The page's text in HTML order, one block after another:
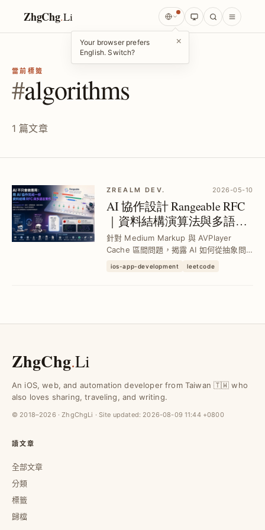
ZhgChg.Li
Your browser prefers
English. Switch?
×
當前標籤
#algorithms
1 篇文章
ZREALM DEV. 2026-05-10
AI 協作設計 Rangeable RFC
｜資料結構演算法與多語言
實作詳解
針對 Medium Markup 與 AVPlayer
Cache 區間問題，揭露 AI 如何從抽象問
實作 Rangeable RFC，帶來最高效區間合
ios-app-development leetcode
ZhgChg.Li
An iOS, web, and automation developer from Taiwan 🇹🇼 who
also loves sharing, traveling, and writing.
© 2018–2026 · ZhgChgLi · Site updated: 2026-08-09 11:44 +0800
讀文章
全部文章
分類
標籤
歸檔